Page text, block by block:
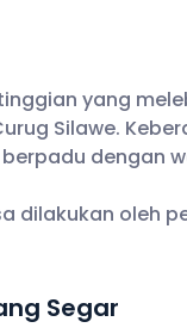
yang
Silawe.
dengan
dilakukan oleh
Segar